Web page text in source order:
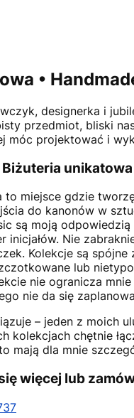
•
, designerka i
przedmiot, bliski
móc projektować i
to miejsce gdzie
do kanonów w
są moją
inicjałów. Nie
Kolekcje są
lub
nie ogranicza
nie da się
– jeden z moich
kolekcjach chętnie
mają dla mnie
więcej lub